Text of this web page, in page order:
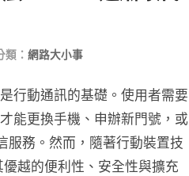
類： 網路大小事
行動通訊的基礎。使用者需要
能更換手機、申辦新門號，或
服務。然而，隨著行動裝置技
越的便利性、安全性與擴充